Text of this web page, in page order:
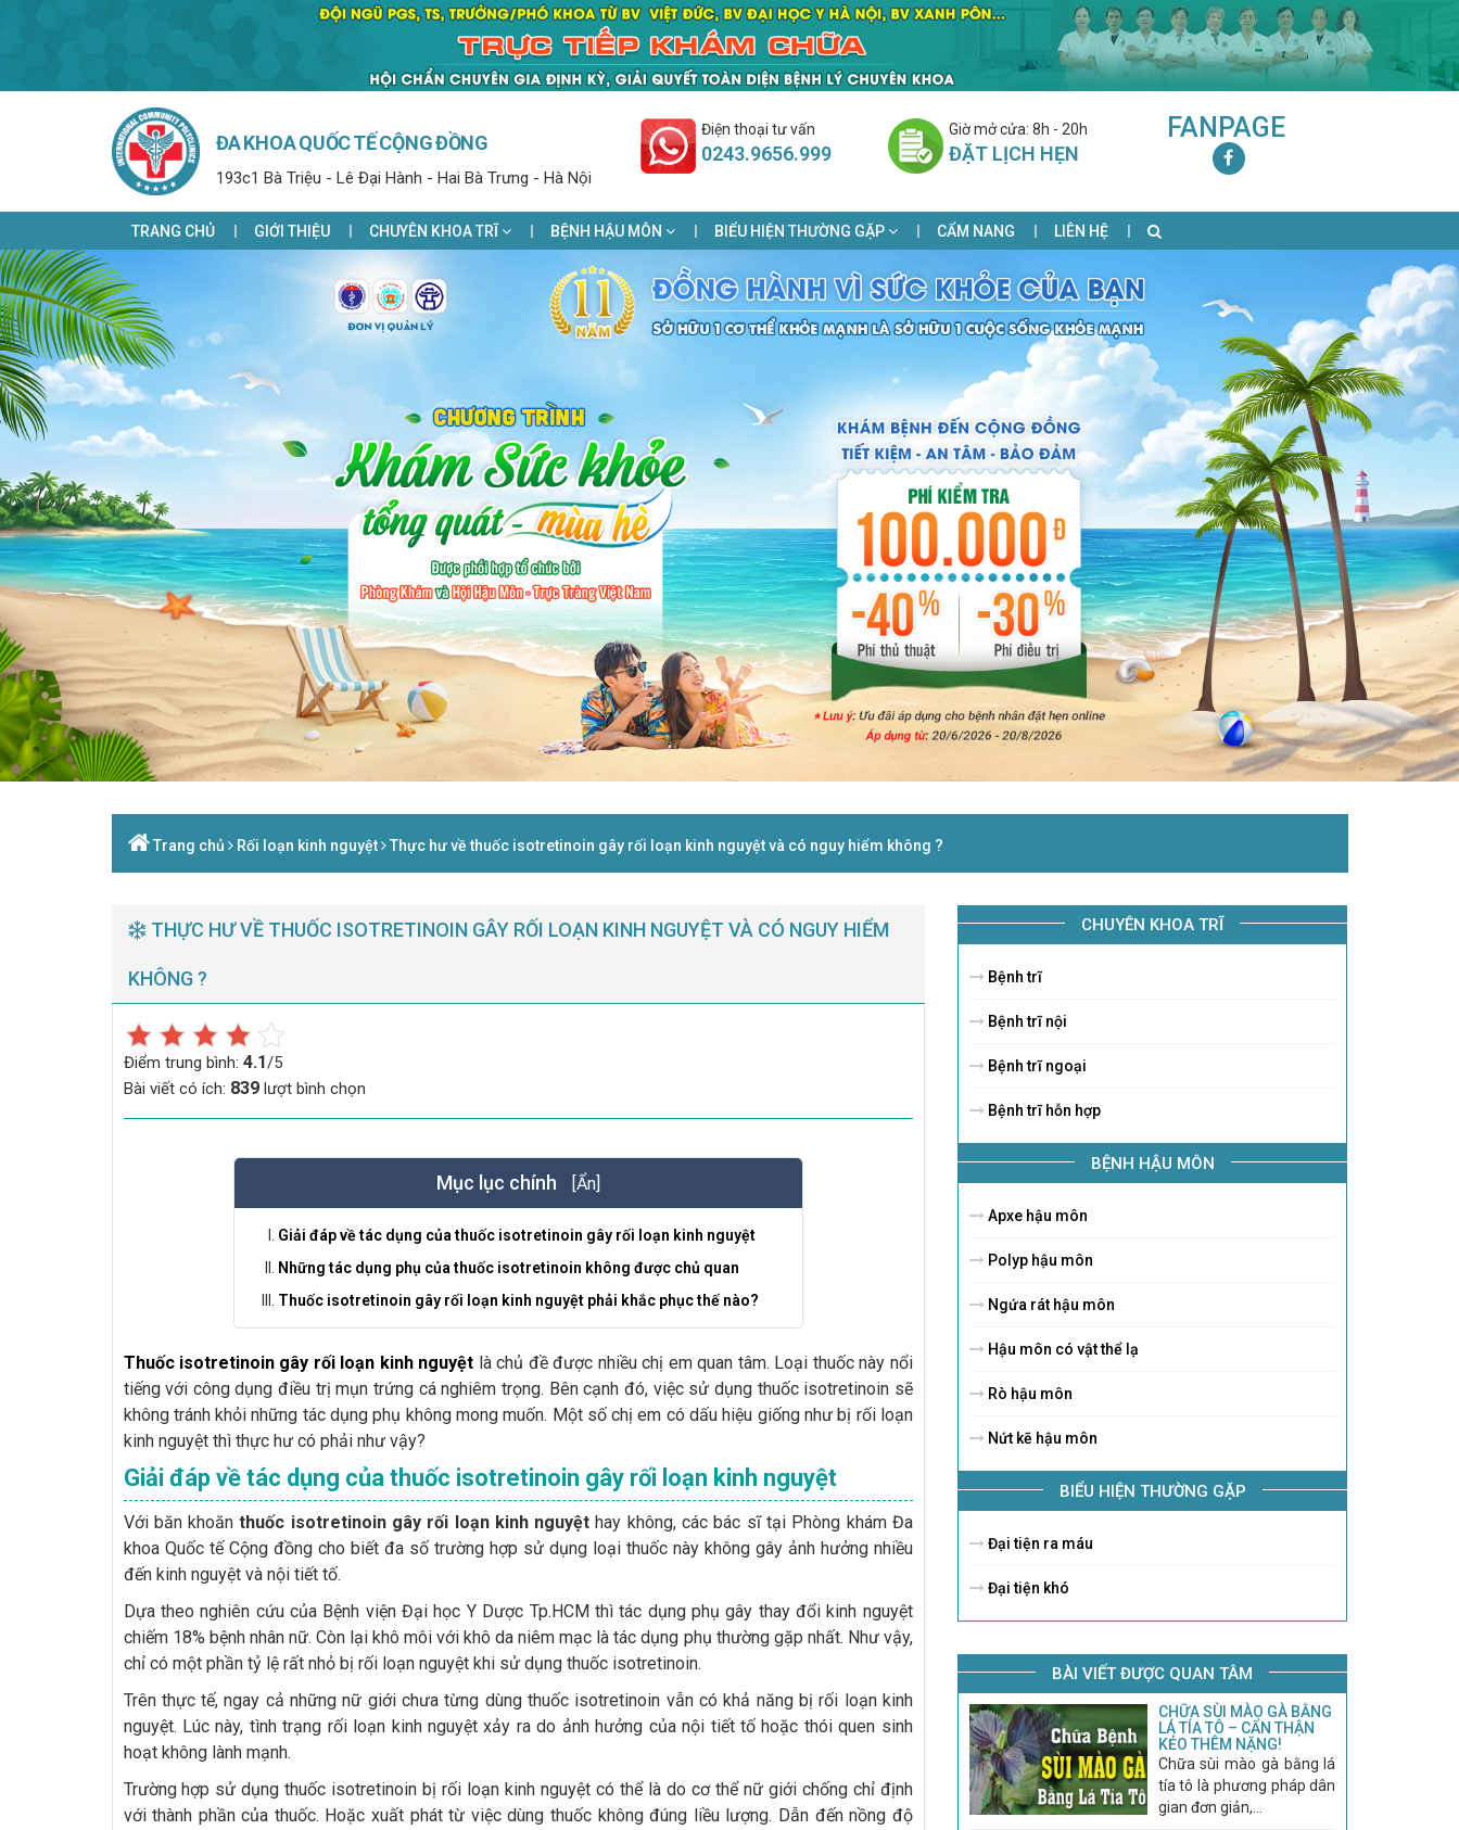
ĐA KHOA QUỐC TẾ CỘNG ĐỒNG
193c1 Bà Triệu - Lê Đại Hành - Hai Bà Trưng - Hà Nội
Điện thoại tư vấn
0243.9656.999
Giờ mở cửa: 8h - 20h
ĐẶT LỊCH HẸN
FANPAGE
TRANG CHỦ GIỚI THIỆU CHUYÊN KHOA TRĨ BỆNH HẬU MÔN BIỂU HIỆN THƯỜNG GẶP CẨM NANG LIÊN HỆ
Trang chủ Rối loạn kinh nguyệt Thực hư về thuốc isotretinoin gây rối loạn kinh nguyệt và có nguy hiểm không ?
THỰC HƯ VỀ THUỐC ISOTRETINOIN GÂY RỐI LOẠN KINH NGUYỆT VÀ CÓ NGUY HIỂM
KHÔNG ?
Điểm trung bình: 4.1/5
Bài viết có ích: 839lượt bình chọn
Mục lục chính [Ẩn]
Giải đáp về tác dụng của thuốc isotretinoin gây rối loạn kinh nguyệt
Những tác dụng phụ của thuốc isotretinoin không được chủ quan
Thuốc isotretinoin gây rối loạn kinh nguyệt phải khắc phục thế nào?
Thuốc isotretinoin gây rối loạn kinh nguyệt là chủ đề được nhiều chị em quan tâm. Loại thuốc này nổi
tiếng với công dụng điều trị mụn trứng cá nghiêm trọng. Bên cạnh đó, việc sử dụng thuốc isotretinoin sẽ
không tránh khỏi những tác dụng phụ không mong muốn. Một số chị em có dấu hiệu giống như bị rối loạn
kinh nguyệt thì thực hư có phải như vậy?
Giải đáp về tác dụng của thuốc isotretinoin gây rối loạn kinh nguyệt
Với băn khoănthuốc isotretinoin gây rối loạn kinh nguyệt hay không, các bác sĩ tại Phòng khám Đa
khoa Quốc tế Cộng đồng cho biết đa số trường hợp sử dụng loại thuốc này không gây ảnh hưởng nhiều
đến kinh nguyệt và nội tiết tố.
Dựa theo nghiên cứu của Bệnh viện Đại học Y Dược Tp.HCM thì tác dụng phụ gây thay đổi kinh nguyệt
chiếm 18% bệnh nhân nữ. Còn lại khô môi với khô da niêm mạc là tác dụng phụ thường gặp nhất. Như vậy,
chỉ có một phần tỷ lệ rất nhỏ bị rối loạn nguyệt khi sử dụng thuốc isotretinoin.
Trên thực tế, ngay cả những nữ giới chưa từng dùng thuốc isotretinoin vẫn có khả năng bị rối loạn kinh
nguyệt. Lúc này, tình trạng rối loạn kinh nguyệt xảy ra do ảnh hưởng của nội tiết tố hoặc thói quen sinh
hoạt không lành mạnh.
Trường hợp sử dụng thuốc isotretinoin bị rối loạn kinh nguyệt có thể là do cơ thể nữ giới chống chỉ định
với thành phần của thuốc. Hoặc xuất phát từ việc dùng thuốc không đúng liều lượng. Dẫn đến nồng độ
CHUYÊN KHOA TRĨ
Bệnh trĩ
Bệnh trĩ nội
Bệnh trĩ ngoại
Bệnh trĩ hỗn hợp
BỆNH HẬU MÔN
Apxe hậu môn
Polyp hậu môn
Ngứa rát hậu môn
Hậu môn có vật thể lạ
Rò hậu môn
Nứt kẽ hậu môn
BIỂU HIỆN THƯỜNG GẶP
Đại tiện ra máu
Đại tiện khó
BÀI VIẾT ĐƯỢC QUAN TÂM
CHỮA SÙI MÀO GÀ BẰNG
LÁ TÍA TÔ – CẨN THẬN
KẺO THÊM NẶNG!
Chữa sùi mào gà bằng lá
tía tô là phương pháp dân
gian đơn giản,...